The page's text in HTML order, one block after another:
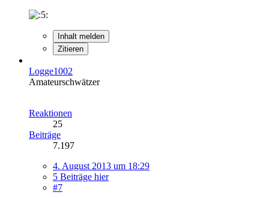
Inhalt melden
Zitieren
Logge1002
Amateurschwätzer
Reaktionen
25
Beiträge
7.197
4. August 2013 um 18:29
5 Beiträge hier
#7